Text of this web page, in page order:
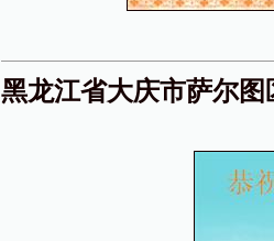
黑龙江省大庆市萨尔